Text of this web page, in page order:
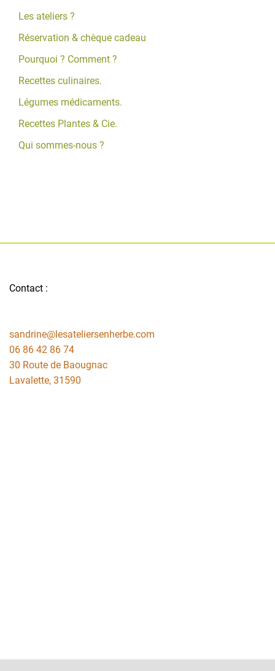
Les ateliers ?
Réservation & chèque cadeau
Pourquoi ? Comment ?
Recettes culinaires.
Légumes médicaments.
Recettes Plantes & Cie.
Qui sommes-nous ?
Contact :
sandrine@lesateliersenherbe.com
06 86 42 86 74
30 Route de Baougnac
Lavalette, 31590